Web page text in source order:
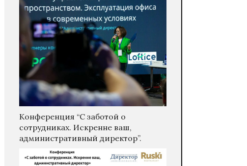
Конференция “С заботой о
сотрудниках. Искренне ваш,
административный директор”.